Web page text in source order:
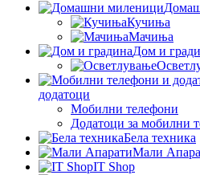
Кучиња
Мачиња
Дом и
додатоци
Мобилни телефони
Додатоци за мобилни
Бела техника
Мали
IT Shop